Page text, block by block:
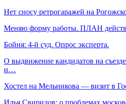
Нет сносу ретрогаражей на
Меняю форму работы. ПЛАН
Бойня: 4-й суд. Опрос эксперта.
О выдвижение кандидатов на
и…
Хостел на Мельникова — визит в
Илья Свиридов: о проблемах